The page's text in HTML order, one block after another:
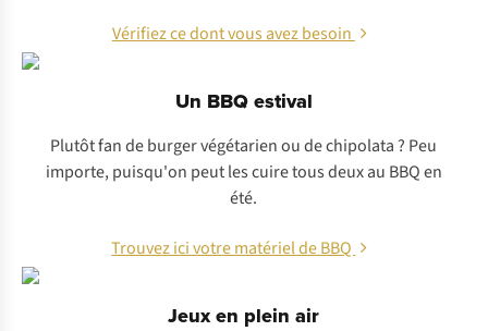
Vérifiez ce dont vous avez besoin
Un BBQ estival
Plutôt fan de burger végétarien ou de chipolata ? Peu
importe, puisqu'on peut les cuire tous deux au BBQ en
été.
Trouvez ici votre matériel de BBQ
Jeux en plein air